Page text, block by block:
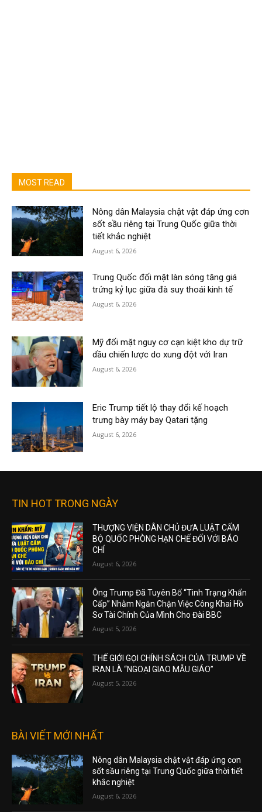
MOST READ
Nông dân Malaysia chật vật đáp ứng cơn
sốt sầu riêng tại Trung Quốc giữa thời
tiết khắc nghiệt
August 6, 2026
Trung Quốc đối mặt làn sóng tăng giá
trứng kỷ lục giữa đà suy thoái kinh tế
August 6, 2026
Mỹ đối mặt nguy cơ cạn kiệt kho dự trữ
dầu chiến lược do xung đột với Iran
August 6, 2026
Eric Trump tiết lộ thay đổi kế hoạch
trưng bày máy bay Qatari tặng
August 6, 2026
TIN HOT TRONG NGÀY
THƯỢNG VIỆN DÂN CHỦ ĐƯA LUẬT CẤM
BỘ QUỐC PHÒNG HẠN CHẾ ĐỐI VỚI BÁO
CHÍ
August 6, 2026
Ông Trump Đã Tuyên Bố “Tình Trạng Khẩn
Cấp” Nhằm Ngăn Chặn Việc Công Khai Hồ
Sơ Tài Chính Của Mình Cho Đài BBC
August 5, 2026
THẾ GIỚI GỌI CHÍNH SÁCH CỦA TRUMP VỀ
IRAN LÀ “NGOẠI GIAO MẪU GIÁO”
August 5, 2026
BÀI VIẾT MỚI NHẤT
Nông dân Malaysia chật vật đáp ứng cơn
sốt sầu riêng tại Trung Quốc giữa thời tiết
khắc nghiệt
August 6, 2026